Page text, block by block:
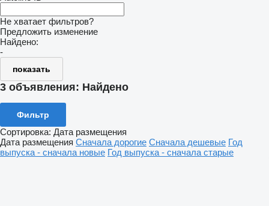
Не хватает фильтров?
Предложить изменение
Найдено:
-
показать
3 объявления: Найдено
Фильтр
Сортировка: Дата размещения
Дата размещения Сначала дорогие Сначала дешевые Год
выпуска - сначала новые Год выпуска - сначала старые